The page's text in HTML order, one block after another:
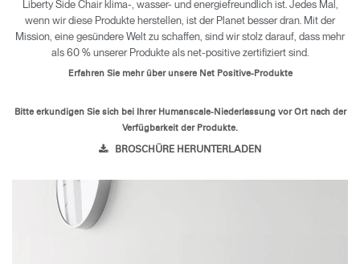
Liberty Side Chair klima-, wasser- und energiefreundlich ist. Jedes Mal,
wenn wir diese Produkte herstellen, ist der Planet besser dran. Mit der
Mission, eine gesündere Welt zu schaffen, sind wir stolz darauf, dass mehr
als 60 % unserer Produkte als net-positive zertifiziert sind.
Erfahren Sie mehr über unsere Net Positive-Produkte
Bitte erkundigen Sie sich bei Ihrer Humanscale-Niederlassung vor Ort nach der
Verfügbarkeit der Produkte.
BROSCHÜRE HERUNTERLADEN